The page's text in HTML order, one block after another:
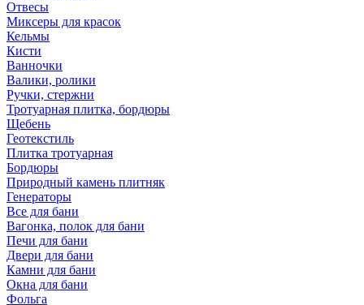
Отвесы
Миксеры для красок
Кельмы
Кисти
Ванночки
Валики, ролики
Ручки, стержни
Тротуарная плитка, бордюры
Щебень
Геотекстиль
Плитка тротуарная
Бордюры
Природный камень плитняк
Генераторы
Все для бани
Вагонка, полок для бани
Печи для бани
Двери для бани
Камни для бани
Окна для бани
Фольга